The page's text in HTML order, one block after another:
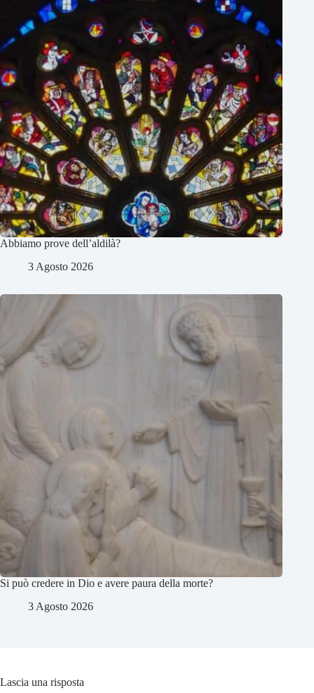
Abbiamo prove dell’aldilà?
3 Agosto 2026
Si può credere in Dio e avere paura della morte?
3 Agosto 2026
Lascia una risposta